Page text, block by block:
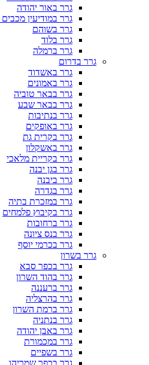
גרר באור יהודה
גרר במודיעין
גרר בשוהם
גרר בלוד
גרר ברמלה
גרר בדרום
גרר באשדוד
גרר באמונים
גרר בבאר טוביה
גרר בבאר שבע
גרר בנתיבות
גרר באופקים
גרר בקרית גת
גרר באשקלון
גרר בקריית מלאכי
גרר בגן יבנה
גרר ביבנה
גרר בגדרה
גרר במזכרת בתיה
גרר בקיבוץ פלמחים
גרר ברחובות
גרר בנס ציונה
גרר בכרמי יוסף
גרר בשרון
גרר בכפר סבא
גרר בהוד השרון
גרר ברעננה
גרר בהרצליה
גרר ברמת השרון
גרר בנתניה
גרר באבן יהודה
גרר במכמורת
גרר בשפיים
גרר בכפר שמריהו